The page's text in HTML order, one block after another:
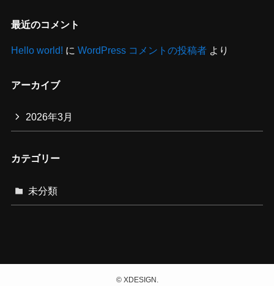
最近のコメント
Hello world! に WordPress コメントの投稿者より
アーカイブ
2026年3月
カテゴリー
未分類
©XDESIGN.